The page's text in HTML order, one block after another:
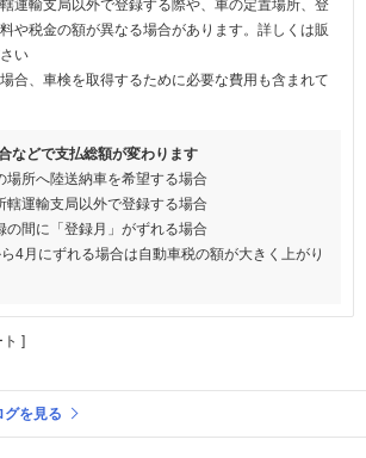
運輸支局以外で登録する際や、車の定置場所、登
や税金の額が異なる場合があります。詳しくは販
い
合、車検を取得するために必要な費用も含まれて
などで支払総額が変わります
場所へ陸送納車を希望する場合
轄運輸支局以外で登録する場合
の間に「登録月」がずれる場合
ら4月にずれる場合は自動車税の額が大きく上がり
ト ]
グを見る